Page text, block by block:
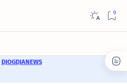
DJOGDJANEWS